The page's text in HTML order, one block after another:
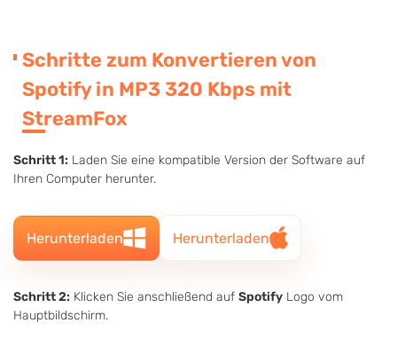
Schritte zum Konvertieren von
Spotify in MP3 320 Kbps mit
StreamFox
Schritt 1: Laden Sie eine kompatible Version der Software auf
Ihren Computer herunter.
Herunterladen Herunterladen
Schritt 2: Klicken Sie anschließend auf Spotify Logo vom
Hauptbildschirm.